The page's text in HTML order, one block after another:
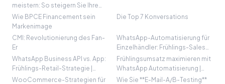
meistern: So steigern Sie Ihre
Öffnungs- und Klickraten
exponentiell
Wie BPCE Financement sein
Markenimage
Die Top 7 Konversations
CMI: Revolutionierung des Fan-
Er
WhatsApp-Automatisierung für
Einzelhändler: Frühlings-Sales
Guide
WhatsApp Business API vs. App:
Frühlings-Retail-Strategie |
Spoki
Frühlingsumsatz maximieren mit
WhatsApp Automatisierung |
Spoki
WooCommerce-Strategien für
Wie Sie **E-Mail-A/B-Testing**